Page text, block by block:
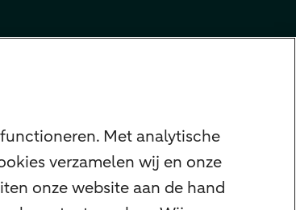
Met analytische
verzamelen wij en onze
onze website aan de hand